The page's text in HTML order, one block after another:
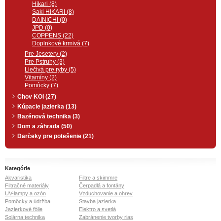
Hikari (8)
Saki HIKARI (8)
DAINICHI (0)
JPD (0)
COPPENS (22)
Doplnkové krmivá (7)
Pre Jesetery (2)
Pre Pstruhy (3)
Liečivá pre ryby (5)
Vitamíny (2)
Pomôcky (7)
Chov KOI (27)
Kúpacie jazierka (13)
Bazénová technika (3)
Dom a záhrada (50)
Darčeky pre potešenie (21)
Kategórie
Akvaristika
Filtre a skimmre
Filtračné materiály
Čerpadlá a fontány
UV-lampy a ozón
Vzduchovanie a ohrev
Pomôcky a údržba
Stavba jazierka
Jazierkové fólie
Elektro a svetlá
Solárna technika
Zabránenie tvorby rias